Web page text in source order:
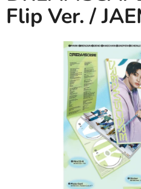
Flip Ver. /